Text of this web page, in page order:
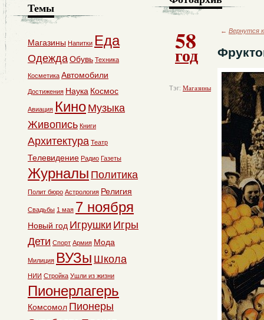
58
год
Тэг: Магазины
← Вернутся
Темы
Магазины Напитки Еда
ОдеждаОбувь Техника
Косметика Автомобили
Достижения Наука Космос
Авиация Кино Музыка
Живопись Книги
Архитектура Театр
Телевидение Радио Газеты
Журналы Политика
Полит бюро Астрология Религия
Свадьбы 1 мая 7 ноября
Новый год Игрушки Игры
Дети Спорт Армия Мода
Милиция ВУЗы Школа
НИИ Стройка Ушли из жизни
Пионерлагерь
Комсомол Пионеры